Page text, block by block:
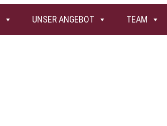
UNSER ANGEBOT TEAM